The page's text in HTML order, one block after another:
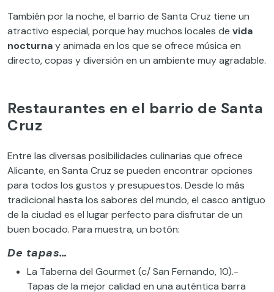
También por la noche, el barrio de Santa Cruz tiene un
atractivo especial, porque hay muchos locales de vida
nocturnay animada en los que se ofrece música en
directo, copas y diversión en un ambiente muy agradable.
Restaurantes en el barrio de Santa
Cruz
Entre las diversas posibilidades culinarias que ofrece
Alicante, en Santa Cruz se pueden encontrar opciones
para todos los gustos y presupuestos. Desde lo más
tradicional hasta los sabores del mundo, el casco antiguo
de la ciudad es el lugar perfecto para disfrutar de un
buen bocado. Para muestra, un botón:
De tapas…
La Taberna del Gourmet (c/ San Fernando, 10).-
Tapas de la mejor calidad en una auténtica barra